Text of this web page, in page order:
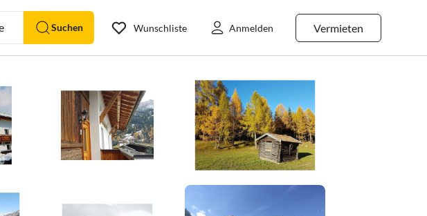
Suchen Vermieten
Wunschliste Anmelden